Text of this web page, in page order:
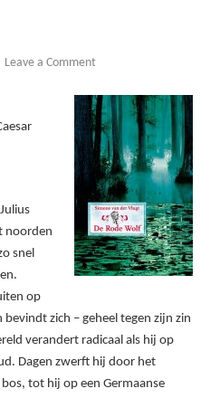
Leave a Comment
noorden
snel
op
zich – geheel tegen zijn zin
verandert radicaal als hij op
Dagen zwerft hij door het
tot hij op een Germaanse